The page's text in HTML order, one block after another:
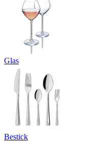
Glas
Bestick